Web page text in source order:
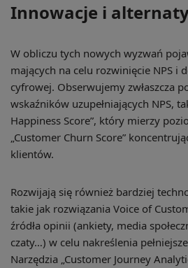
Innowacje i
W obliczu tych nowych wyzwań
mających na celu rozwinięcie NPS i
cyfrowej. Obserwujemy zwłaszcza
wskaźników uzupełniających NPS,
Happiness Score”, który mierzy
„Customer Churn Score”
klientów.
Rozwijają się również bardziej
takie jak rozwiązania Voice of
źródła opinii (ankiety, media
czaty…) w celu nakreślenia
Narzędzia „Customer Journey